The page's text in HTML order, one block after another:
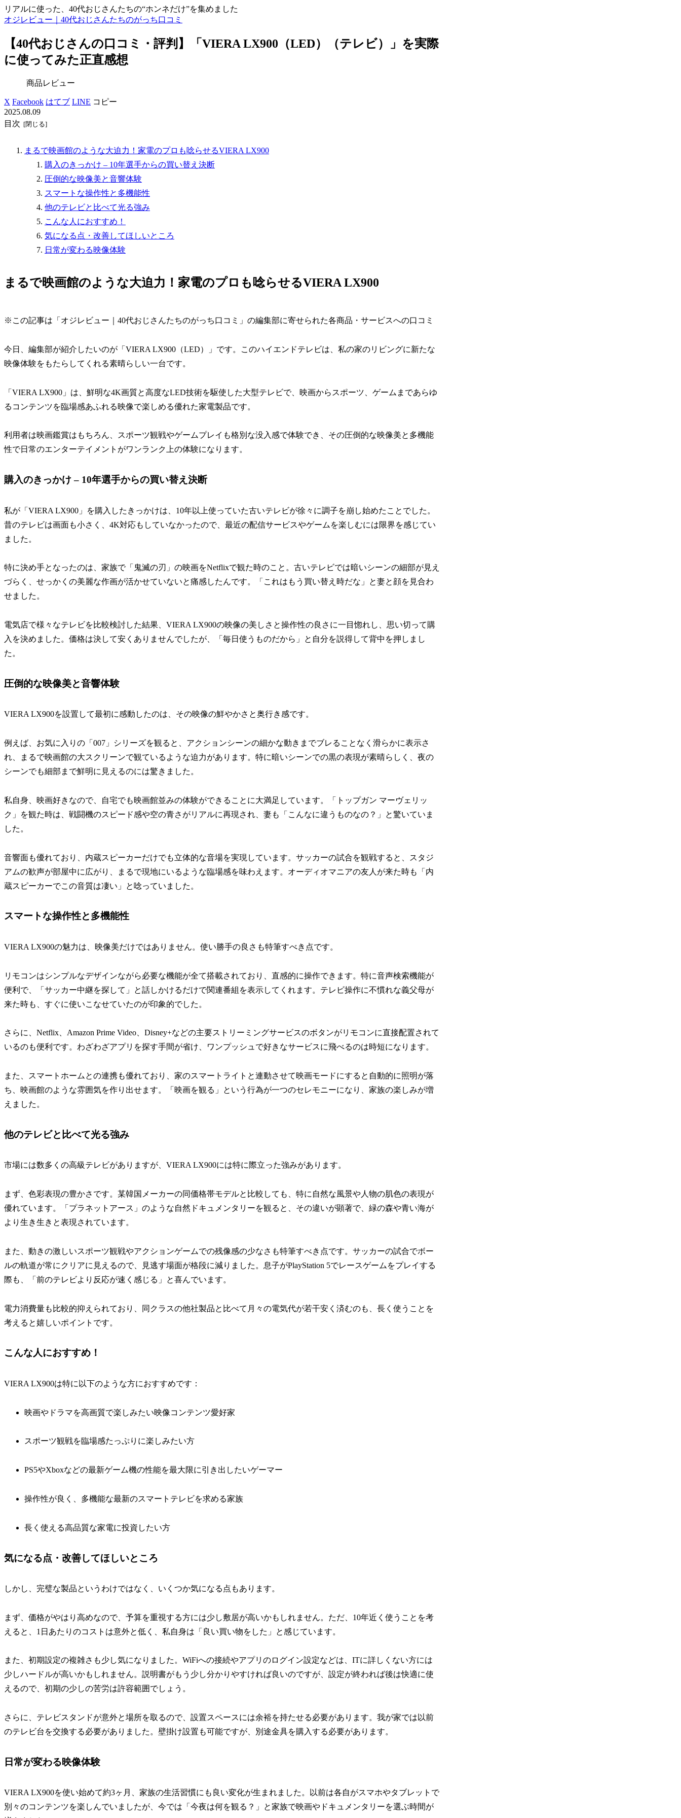
リアルに使った、40代おじさんたちの“ホンネだけ”を集めました
オジレビュー｜40代おじさんたちのがっち口コミ
【40代おじさんの口コミ・評判】「VIERA LX900（LED）（テレビ）」を実際
に使ってみた正直感想
商品レビュー
X Facebook はてブ LINE コピー
2025.08.09
目次
まるで映画館のような大迫力！家電のプロも唸らせるVIERA LX900
購入のきっかけ – 10年選手からの買い替え決断
圧倒的な映像美と音響体験
スマートな操作性と多機能性
他のテレビと比べて光る強み
こんな人におすすめ！
気になる点・改善してほしいところ
日常が変わる映像体験
まるで映画館のような大迫力！家電のプロも唸らせるVIERA LX900
※この記事は「オジレビュー｜40代おじさんたちのがっち口コミ」の編集部に寄せられた各商品・サービスへの口コミ
今日、編集部が紹介したいのが「VIERA LX900（LED）」です。このハイエンドテレビは、私の家のリビングに新たな
映像体験をもたらしてくれる素晴らしい一台です。
「VIERA LX900」は、鮮明な4K画質と高度なLED技術を駆使した大型テレビで、映画からスポーツ、ゲームまであらゆ
るコンテンツを臨場感あふれる映像で楽しめる優れた家電製品です。
利用者は映画鑑賞はもちろん、スポーツ観戦やゲームプレイも格別な没入感で体験でき、その圧倒的な映像美と多機能
性で日常のエンターテイメントがワンランク上の体験になります。
購入のきっかけ – 10年選手からの買い替え決断
私が「VIERA LX900」を購入したきっかけは、10年以上使っていた古いテレビが徐々に調子を崩し始めたことでした。
昔のテレビは画面も小さく、4K対応もしていなかったので、最近の配信サービスやゲームを楽しむには限界を感じてい
ました。
特に決め手となったのは、家族で「鬼滅の刃」の映画をNetflixで観た時のこと。古いテレビでは暗いシーンの細部が見え
づらく、せっかくの美麗な作画が活かせていないと痛感したんです。「これはもう買い替え時だな」と妻と顔を見合わ
せました。
電気店で様々なテレビを比較検討した結果、VIERA LX900の映像の美しさと操作性の良さに一目惚れし、思い切って購
入を決めました。価格は決して安くありませんでしたが、「毎日使うものだから」と自分を説得して背中を押しまし
た。
圧倒的な映像美と音響体験
VIERA LX900を設置して最初に感動したのは、その映像の鮮やかさと奥行き感です。
例えば、お気に入りの「007」シリーズを観ると、アクションシーンの細かな動きまでブレることなく滑らかに表示さ
れ、まるで映画館の大スクリーンで観ているような迫力があります。特に暗いシーンでの黒の表現が素晴らしく、夜の
シーンでも細部まで鮮明に見えるのには驚きました。
私自身、映画好きなので、自宅でも映画館並みの体験ができることに大満足しています。「トップガン マーヴェリッ
ク」を観た時は、戦闘機のスピード感や空の青さがリアルに再現され、妻も「こんなに違うものなの？」と驚いていま
した。
音響面も優れており、内蔵スピーカーだけでも立体的な音場を実現しています。サッカーの試合を観戦すると、スタジ
アムの歓声が部屋中に広がり、まるで現地にいるような臨場感を味わえます。オーディオマニアの友人が来た時も「内
蔵スピーカーでこの音質は凄い」と唸っていました。
スマートな操作性と多機能性
VIERA LX900の魅力は、映像美だけではありません。使い勝手の良さも特筆すべき点です。
リモコンはシンプルなデザインながら必要な機能が全て搭載されており、直感的に操作できます。特に音声検索機能が
便利で、「サッカー中継を探して」と話しかけるだけで関連番組を表示してくれます。テレビ操作に不慣れな義父母が
来た時も、すぐに使いこなせていたのが印象的でした。
さらに、Netflix、Amazon Prime Video、Disney+などの主要ストリーミングサービスのボタンがリモコンに直接配置されて
いるのも便利です。わざわざアプリを探す手間が省け、ワンプッシュで好きなサービスに飛べるのは時短になります。
また、スマートホームとの連携も優れており、家のスマートライトと連動させて映画モードにすると自動的に照明が落
ち、映画館のような雰囲気を作り出せます。「映画を観る」という行為が一つのセレモニーになり、家族の楽しみが増
えました。
他のテレビと比べて光る強み
市場には数多くの高級テレビがありますが、VIERA LX900には特に際立った強みがあります。
まず、色彩表現の豊かさです。某韓国メーカーの同価格帯モデルと比較しても、特に自然な風景や人物の肌色の表現が
優れています。「プラネットアース」のような自然ドキュメンタリーを観ると、その違いが顕著で、緑の森や青い海が
より生き生きと表現されています。
また、動きの激しいスポーツ観戦やアクションゲームでの残像感の少なさも特筆すべき点です。サッカーの試合でボー
ルの軌道が常にクリアに見えるので、見逃す場面が格段に減りました。息子がPlayStation 5でレースゲームをプレイする
際も、「前のテレビより反応が速く感じる」と喜んでいます。
電力消費量も比較的抑えられており、同クラスの他社製品と比べて月々の電気代が若干安く済むのも、長く使うことを
考えると嬉しいポイントです。
こんな人におすすめ！
VIERA LX900は特に以下のような方におすすめです：
映画やドラマを高画質で楽しみたい映像コンテンツ愛好家
スポーツ観戦を臨場感たっぷりに楽しみたい方
PS5やXboxなどの最新ゲーム機の性能を最大限に引き出したいゲーマー
操作性が良く、多機能な最新のスマートテレビを求める家族
長く使える高品質な家電に投資したい方
気になる点・改善してほしいところ
しかし、完璧な製品というわけではなく、いくつか気になる点もあります。
まず、価格がやはり高めなので、予算を重視する方には少し敷居が高いかもしれません。ただ、10年近く使うことを考
えると、1日あたりのコストは意外と低く、私自身は「良い買い物をした」と感じています。
また、初期設定の複雑さも少し気になりました。WiFiへの接続やアプリのログイン設定などは、ITに詳しくない方には
少しハードルが高いかもしれません。説明書がもう少し分かりやすければ良いのですが、設定が終われば後は快適に使
えるので、初期の少しの苦労は許容範囲でしょう。
さらに、テレビスタンドが意外と場所を取るので、設置スペースには余裕を持たせる必要があります。我が家では以前
のテレビ台を交換する必要がありました。壁掛け設置も可能ですが、別途金具を購入する必要があります。
日常が変わる映像体験
VIERA LX900を使い始めて約3ヶ月、家族の生活習慣にも良い変化が生まれました。以前は各自がスマホやタブレットで
別々のコンテンツを楽しんでいましたが、今では「今夜は何を観る？」と家族で映画やドキュメンタリーを選ぶ時間が